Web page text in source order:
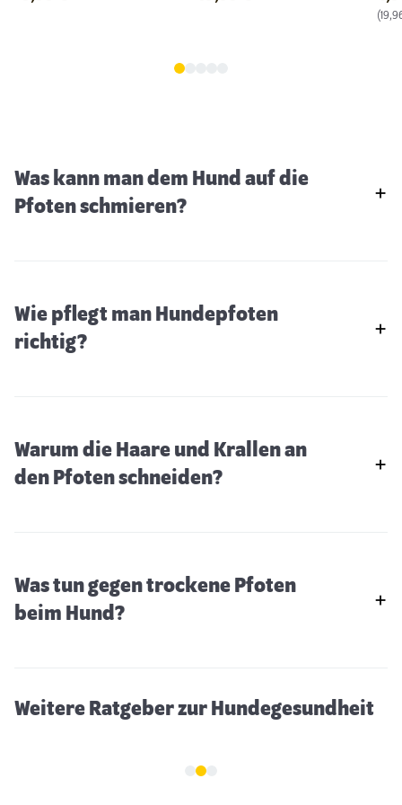
Was kann man dem Hund auf die
Pfoten schmieren?
Wie pflegt man Hundepfoten
richtig?
Warum die Haare und Krallen an
den Pfoten schneiden?
Was tun gegen trockene Pfoten
beim Hund?
Weitere Ratgeber zur Hundegesundheit
Hund frisst Schnee